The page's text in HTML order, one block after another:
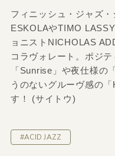
フィニッシュ・ジャズ
ESKOLAやTIMO
ョニストNICHOLAS
コラヴォレート。ポジ
「Sunrise」や夜仕様の
うのないグルーヴ感の
す！ (サイトウ)
#ACID JAZZ